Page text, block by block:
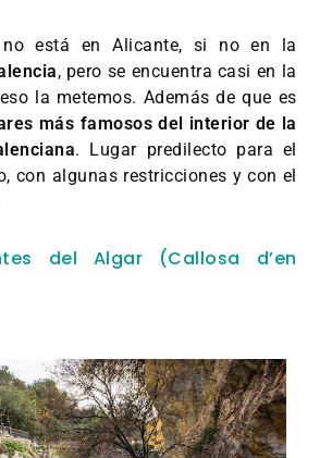
no está en Alicante, si no en la
, pero se encuentra casi en la
la metemos. Además de que es
más famosos del interior de la
. Lugar predilecto para el
con algunas restricciones y con el
del Algar (Callosa d’en